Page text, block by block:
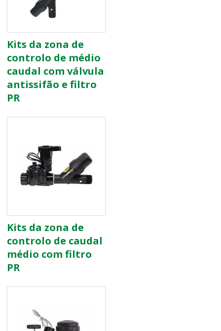
Kits da zona de
controlo de médio
caudal com válvula
antissifão e filtro
PR
Kits da zona de
controlo de caudal
médio com filtro
PR